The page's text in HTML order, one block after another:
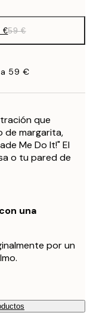
€59 €
59 €
que
de margarita,
Me Do It!" El
o tu pared de
una
por un